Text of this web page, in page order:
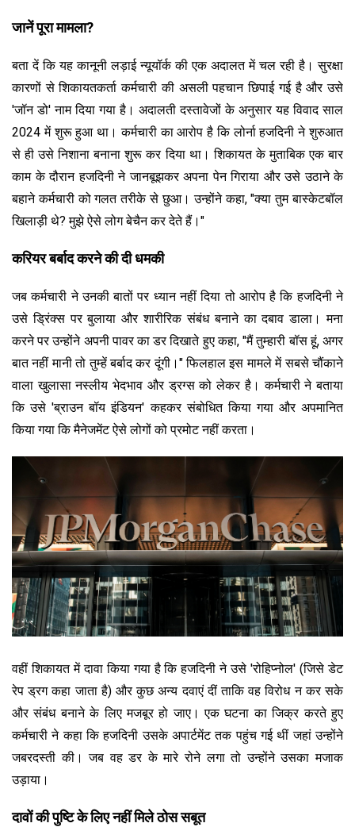
जानें पूरा मामला?
बता दें कि यह कानूनी लड़ाई न्यूयॉर्क की एक अदालत में चल रही है। सुरक्षा
कारणों से शिकायतकर्ता कर्मचारी की असली पहचान छिपाई गई है और उसे
'जॉन डो' नाम दिया गया है। अदालती दस्तावेजों के अनुसार यह विवाद साल
2024 में शुरू हुआ था। कर्मचारी का आरोप है कि लोर्ना हजदिनी ने शुरुआत
से ही उसे निशाना बनाना शुरू कर दिया था। शिकायत के मुताबिक एक बार
काम के दौरान हजदिनी ने जानबूझकर अपना पेन गिराया और उसे उठाने के
बहाने कर्मचारी को गलत तरीके से छुआ। उन्होंने कहा, "क्या तुम बास्केटबॉल
खिलाड़ी थे? मुझे ऐसे लोग बेचैन कर देते हैं।"
करियर बर्बाद करने की दी धमकी
जब कर्मचारी ने उनकी बातों पर ध्यान नहीं दिया तो आरोप है कि हजदिनी ने
उसे ड्रिंक्स पर बुलाया और शारीरिक संबंध बनाने का दबाव डाला। मना
करने पर उन्होंने अपनी पावर का डर दिखाते हुए कहा, "मैं तुम्हारी बॉस हूं, अगर
बात नहीं मानी तो तुम्हें बर्बाद कर दूंगी।" फिलहाल इस मामले में सबसे चौंकाने
वाला खुलासा नस्लीय भेदभाव और ड्रग्स को लेकर है। कर्मचारी ने बताया
कि उसे 'ब्राउन बॉय इंडियन' कहकर संबोधित किया गया और अपमानित
किया गया कि मैनेजमेंट ऐसे लोगों को प्रमोट नहीं करता।
वहीं शिकायत में दावा किया गया है कि हजदिनी ने उसे 'रोहिप्नोल' (जिसे डेट
रेप ड्रग कहा जाता है) और कुछ अन्य दवाएं दीं ताकि वह विरोध न कर सके
और संबंध बनाने के लिए मजबूर हो जाए। एक घटना का जिक्र करते हुए
कर्मचारी ने कहा कि हजदिनी उसके अपार्टमेंट तक पहुंच गई थीं जहां उन्होंने
जबरदस्ती की। जब वह डर के मारे रोने लगा तो उन्होंने उसका मजाक
उड़ाया।
दावों की पुष्टि के लिए नहीं मिले ठोस सबूत